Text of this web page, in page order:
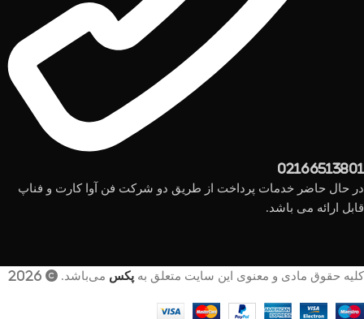
02166513801
در حال حاضر خدمات پرداخت از طریق دو شرکت فن آوا کارت و فناپ
قابل ارائه می باشد.
کلیه حقوق مادی و معنوی این سایت متعلق به پکس می‌باشد. © 2026